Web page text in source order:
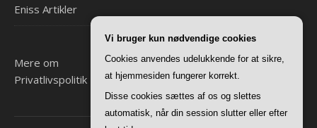
Eniss Artikler
Mere om
Privatlivspolitik
Vi bruger kun nødvendige cookies
Cookies anvendes udelukkende for at sikre,
at hjemmesiden fungerer korrekt.
Disse cookies sættes af os og slettes
automatisk, når din session slutter eller efter